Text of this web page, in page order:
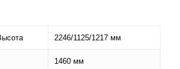
2246/1125/1217 мм
1460 мм